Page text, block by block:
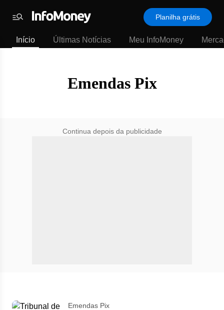
Padrão
Últimas
Menu
Planilha grátis
Início Últimas Notícias Meu InfoMoney
Emendas Pix
Continua depois da publicidade
Emendas Pix